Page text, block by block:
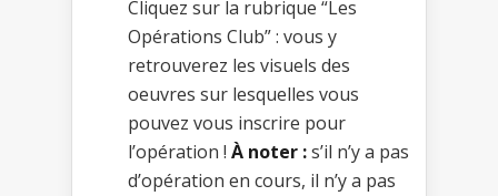
Cliquez sur la rubrique “Les
Opérations Club” : vous y
retrouverez les visuels des
oeuvres sur lesquelles vous
pouvez vous inscrire pour
l’opération ! À noter :s’il n’y a pas
d’opération en cours, il n’y a pas